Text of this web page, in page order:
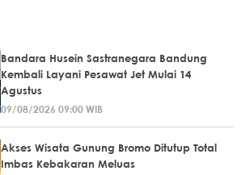
Bandara Husein Sastranegara Bandung
Kembali Layani Pesawat Jet Mulai 14
Agustus
09/08/2026 09:00 WIB
Akses Wisata Gunung Bromo Ditutup Total
Imbas Kebakaran Meluas